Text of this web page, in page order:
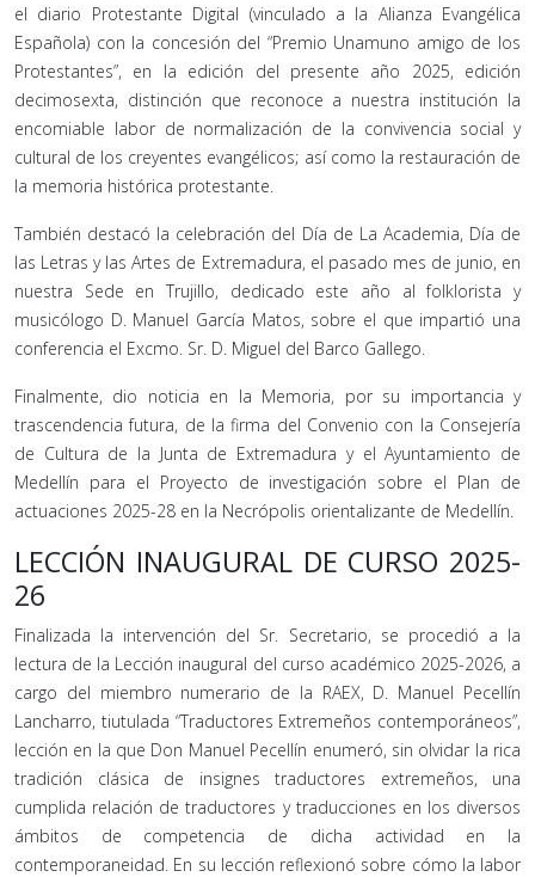
el diario Protestante Digital (vinculado a la Alianza Evangélica
Española) con la concesión del “Premio Unamuno amigo de los
Protestantes”, en la edición del presente año 2025, edición
decimosexta, distinción que reconoce a nuestra institución la
encomiable labor de normalización de la convivencia social y
cultural de los creyentes evangélicos; así como la restauración de
la memoria histórica protestante.
También destacó la celebración del Día de La Academia, Día de
las Letras y las Artes de Extremadura, el pasado mes de junio, en
nuestra Sede en Trujillo, dedicado este año al folklorista y
musicólogo D. Manuel García Matos, sobre el que impartió una
conferencia el Excmo. Sr. D. Miguel del Barco Gallego.
Finalmente, dio noticia en la Memoria, por su importancia y
trascendencia futura, de la firma del Convenio con la Consejería
de Cultura de la Junta de Extremadura y el Ayuntamiento de
Medellín para el Proyecto de investigación sobre el Plan de
actuaciones 2025-28 en la Necrópolis orientalizante de Medellín.
LECCIÓN INAUGURAL DE CURSO 2025-
26
Finalizada la intervención del Sr. Secretario, se procedió a la
lectura de la Lección inaugural del curso académico 2025-2026, a
cargo del miembro numerario de la RAEX, D. Manuel Pecellín
Lancharro, tiutulada “Traductores Extremeños contemporáneos”,
lección en la que Don Manuel Pecellín enumeró, sin olvidar la rica
tradición clásica de insignes traductores extremeños, una
cumplida relación de traductores y traducciones en los diversos
ámbitos de competencia de dicha actividad en la
contemporaneidad. En su lección reflexionó sobre cómo la labor